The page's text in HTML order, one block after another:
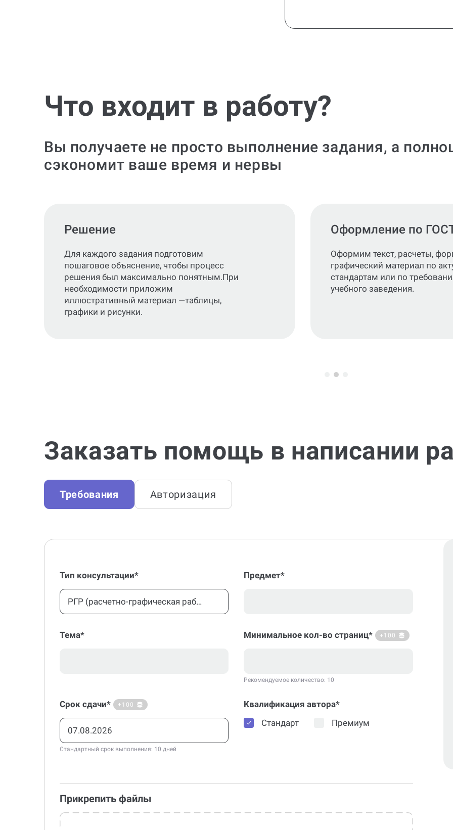
Что входит в работу?
Вы получаете не просто выполнение задания, а
сэкономит ваше время и нервы
Решение
Для каждого задания подготовим
пошаговое объяснение, чтобы процесс
решения был максимально понятным.При
необходимости приложим
иллюстративный материал —таблицы,
графики и рисунки.
Оформление по
Оформим текст, расчеты,
графический материал по
стандартам или по
учебного заведения.
Заказать помощь в написании
Требования Авторизация
Тип консультации*
РГР (расчетно-графическая работа)
Предмет*
Тема* Минимальное кол-во страниц* +100
Рекомендуемое количество: 10
Срок сдачи* +100
Стандартный срок выполнения: 10 дней
Квалификация автора*
Стандарт
Премиум
Прикрепить файлы